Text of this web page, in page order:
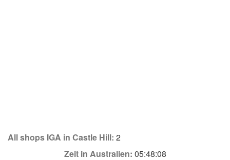
All shops IGA in Castle Hill: 2
Zeit in Australien: 05:48:08